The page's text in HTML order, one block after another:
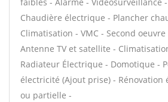
Chaudière électrique - Plancher
Climatisation - VMC - Second
Antenne TV et satellite -
Radiateur Électrique - Domotique -
électricité (Ajout prise) - Rénovation
ou partielle -